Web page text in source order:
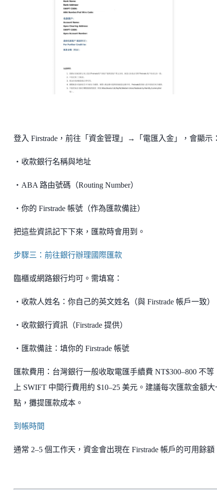
登入 Firstrade，前往「資金管理」→「電匯入金」，會顯示
・收款銀行名稱與地址
・ABA 路由號碼（Routing Number）
・你的 Firstrade 帳號（作為匯款備註）
把這些資訊記下下來，匯款時會用到。
步驟三：前往銀行辦理國際匯款
臨櫃或網路銀行均可。需填寫：
・收款人姓名：你自己的英文姓名（與 Firstrade 帳戶一致）
・收款銀行資訊（Firstrade 提供）
・匯款備註：填你的 Firstrade 帳號
匯款費用：台灣銀行一般收取電匯手續費 NT$300–800 不等
上 SWIFT 中間行費用約 $10–25 美元。建議每次匯款金額大
點，攤提匯款成本。
到帳時間
通常 2–5 個工作天，資金會出現在 Firstrade 帳戶的可用餘額